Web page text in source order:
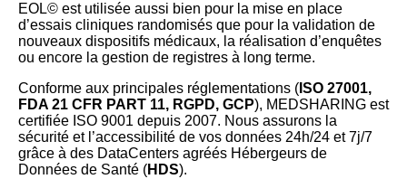
EOL© est utilisée aussi bien pour la mise en place
d’essais cliniques randomisés que pour la validation de
nouveaux dispositifs médicaux, la réalisation d’enquêtes
ou encore la gestion de registres à long terme.
Conforme aux principales réglementations ( ISO 27001,
FDA 21 CFR PART 11, RGPD, GCP), MEDSHARING est
certifiée ISO 9001 depuis 2007. Nous assurons la
sécurité et l’accessibilité de vos données 24h/24 et 7j/7
grâce à des DataCenters agréés Hébergeurs de
Données de Santé (HDS).